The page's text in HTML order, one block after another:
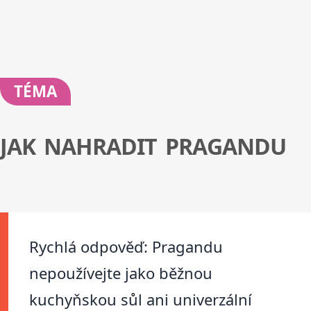
TÉMA
JAK NAHRADIT PRAGANDU
Rychlá odpověď: Pragandu
nepoužívejte jako běžnou
kuchyňskou sůl ani univerzální